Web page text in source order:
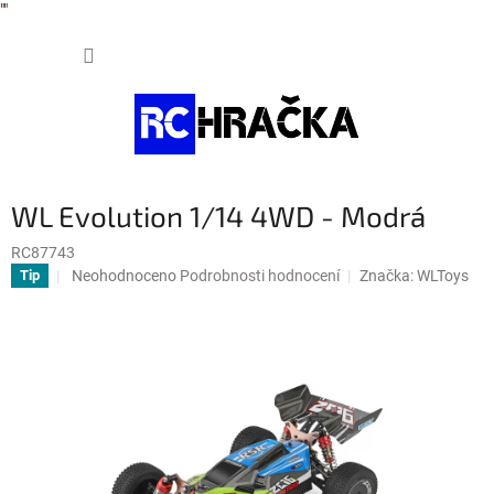
""
WL Evolution 1/14 4WD - Modrá
RC87743
Tip
Průměrné
Neohodnoceno Podrobnosti hodnocení Značka:WLToys